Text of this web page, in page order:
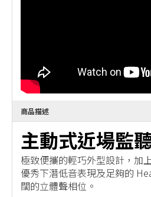
商品描述
主動式近場監
極致便攜的輕巧外型設計，加
優秀下潛低音表現及足夠的
闊的立體聲相位。